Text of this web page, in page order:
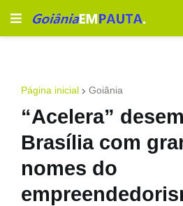
Página inicial Goiânia
“Acelera”
Brasília com
nomes do